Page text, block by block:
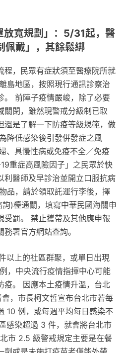
放寬規劃」：5/31起，醫
佩戴」，其餘鬆綁
程，民眾有症狀須至醫療院所就
島地區，按照現行通訊診察治
。 前陣子疫情嚴峻，除了必要
關閉，雖然現警戒分級制已取
還是了解一下防疫等級規範，做
降低感染後引發併發症之風
、具慢性病或免疫不全／免疫
重症高風險因子」之民眾於快
利醫師及早診治並開立口服抗病
品，請於領取託運行李後，擇
)檯通關，填寫中華民國海關申
受罰。 禁止攜帶及其他應申報
署官方網站查詢。
以上的社區群聚，或單日出現
，中央流行疫情指揮中心可能
疫。 因應本土疫情升溫，台北
，市長柯文哲宣布台北市若每
10 例，或每週平均每日感染不
感染超過 3 件，就會將台北市
市 2.5 級警戒規定主要是在餐